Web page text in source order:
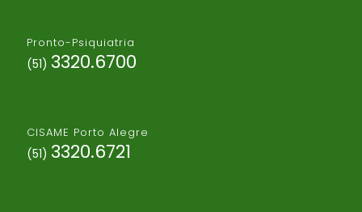
Pronto-Psiquiatria
(51) 3320.6700
CISAME Porto Alegre
(51) 3320.6721